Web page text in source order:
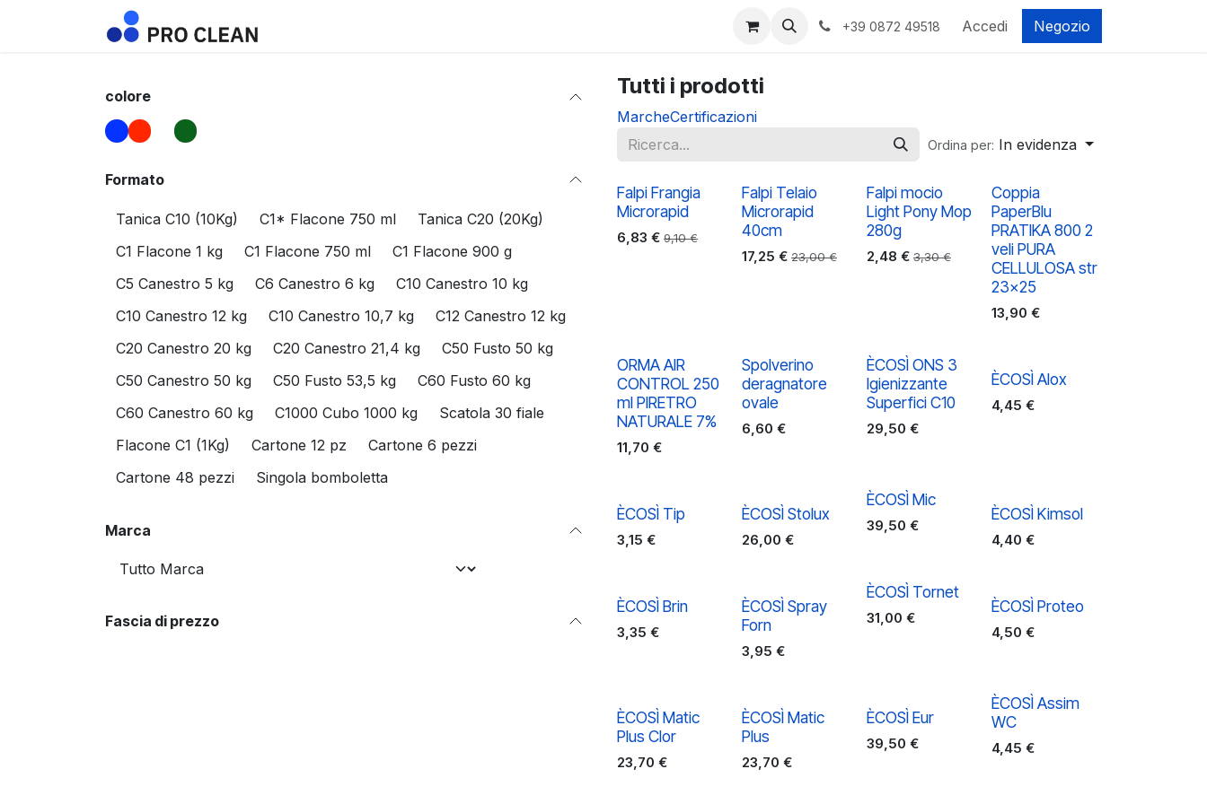
Passa al contenuto
+39 0872 49518 Accedi Negozio
colore
Formato
Tanica C10 (10Kg) C1* Flacone 750 ml
Tanica C20 (20Kg)
C1 Flacone 1 kg
C1 Flacone 750 ml
C1 Flacone 900 g
C5 Canestro 5 kg
C6 Canestro 6 kg
C10 Canestro 10 kg
C10 Canestro 12 kg
C10 Canestro 10,7 kg
C12 Canestro 12 kg
C20 Canestro 20 kg
C20 Canestro 21,4 kg
C50 Fusto 50 kg
C50 Canestro 50 kg
C50 Fusto 53,5 kg
C60 Fusto 60 kg
C60 Canestro 60 kg
C1000 Cubo 1000 kg
Scatola 30 fiale
Flacone C1 (1Kg)
Cartone 12 pz
Cartone 6 pezzi
Cartone 48 pezzi
Singola bomboletta
Marca
Fascia di prezzo
Tutti i prodotti
MarcheCertificazioni
Ordina per: In evidenza
Falpi Frangia
Microrapid
6,83 € 9,10€
Falpi Telaio
Microrapid
40cm
17,25 € 23,00€
Falpi mocio
Light Pony Mop
280g
2,48 € 3,30€
Coppia
PaperBlu
PRATIKA 800 2
veli PURA
CELLULOSA str
23x25
13,90 €
ORMA AIR
CONTROL 250
ml PIRETRO
NATURALE 7%
11,70 €
Spolverino
deragnatore
ovale
6,60 €
ÈCOSÌ ONS 3
Igienizzante
Superfici C10
29,50 €
ÈCOSÌ Alox
4,45 €
ÈCOSÌ Tip
3,15 €
ÈCOSÌ Stolux
26,00 €
ÈCOSÌ Mic
39,50 €
ÈCOSÌ Kimsol
4,40 €
ÈCOSÌ Brin
3,35 €
ÈCOSÌ Spray
Forn
3,95 €
ÈCOSÌ Tornet
31,00 €
ÈCOSÌ Proteo
4,50 €
ÈCOSÌ Matic
Plus Clor
23,70 €
ÈCOSÌ Matic
Plus
23,70 €
ÈCOSÌ Eur
39,50 €
ÈCOSÌ Assim
WC
4,45 €